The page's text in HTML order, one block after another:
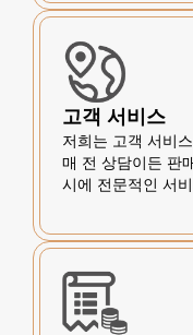
고객 서비스
저희는 고객 서비
매 전 상담이든 판
시에 전문적인 서